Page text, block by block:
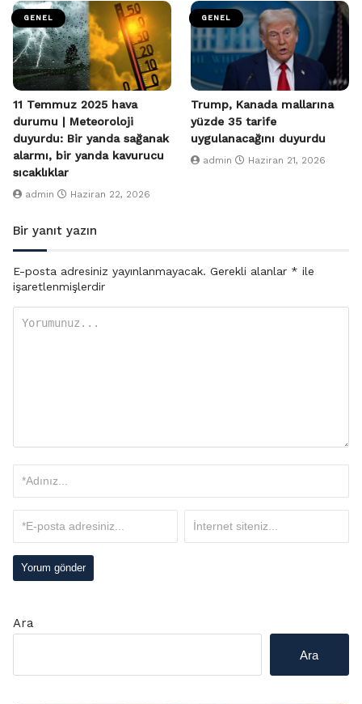
GENEL
11 Temmuz 2025 hava
durumu | Meteoroloji
duyurdu: Bir yanda sağanak
alarmı, bir yanda kavurucu
sıcaklıklar
admin Haziran 22, 2026
GENEL
Trump, Kanada mallarına
yüzde 35 tarife
uygulanacağını duyurdu
admin Haziran 21, 2026
Bir yanıt yazın
E-posta adresiniz yayınlanmayacak. Gerekli alanlar * ile
işaretlenmişlerdir
Ara
Ara